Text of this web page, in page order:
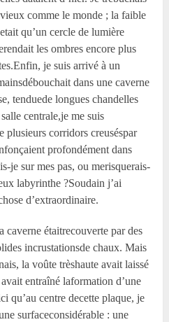
comme le monde ; la faible
qu’un cercle de lumière
les ombres encore plus
je suis arrivé à un
dans une caverne
tenduede longues chandelles
centrale,je me suis
plusieurs corridors creuséspar
profondément dans
je sur mes pas, ou merisquerais-
labyrinthe ?Soudain j’ai
d’extraordinaire.
caverne étaitrecouverte par des
incrustationsde chaux. Mais
la voûte trèshaute avait laissé
entraîné laformation d’une
qu’au centre decette plaque, je
surfaceconsidérable : une